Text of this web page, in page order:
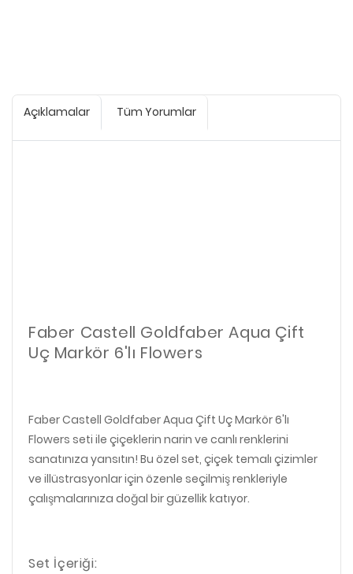
Açıklamalar Tüm Yorumlar
Faber Castell Goldfaber Aqua Çift
Uç Markör 6'lı Flowers
Faber Castell Goldfaber Aqua Çift Uç Markör 6'lı
Flowers seti ile çiçeklerin narin ve canlı renklerini
sanatınıza yansıtın! Bu özel set, çiçek temalı çizimler
ve illüstrasyonlar için özenle seçilmiş renkleriyle
çalışmalarınıza doğal bir güzellik katıyor.
Set İçeriği: